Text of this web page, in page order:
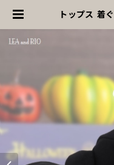
トップス
キャラクタ
ン ドッグウ
犬服 猫服
返品